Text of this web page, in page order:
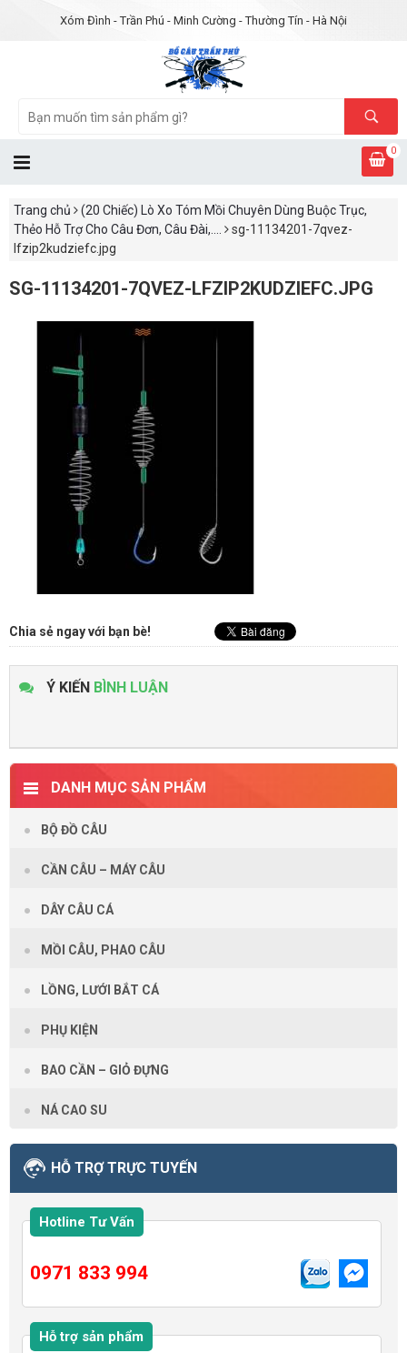
Xóm Đình - Trần Phú - Minh Cường - Thường Tín - Hà Nội
0
Trang chủ
(20 Chiếc) Lò Xo Tóm Mồi Chuyên Dùng Buộc Trục,
Thẻo Hỗ Trợ Cho Câu Đơn, Câu Đài,....
sg-11134201-7qvez-
lfzip2kudziefc.jpg
SG-11134201-7QVEZ-LFZIP2KUDZIEFC.JPG
Chia sẻ ngay với bạn bè!
Ý KIẾN BÌNH LUẬN
DANH MỤC SẢN PHẨM
BỘ ĐỒ CÂU
CẦN CÂU – MÁY CÂU
DÂY CÂU CÁ
MỒI CÂU, PHAO CÂU
LỒNG, LƯỚI BẮT CÁ
PHỤ KIỆN
BAO CẦN – GIỎ ĐỰNG
NÁ CAO SU
HỖ TRỢ TRỰC TUYẾN
Hotline Tư Vấn
0971 833 994
Hỗ trợ sản phẩm